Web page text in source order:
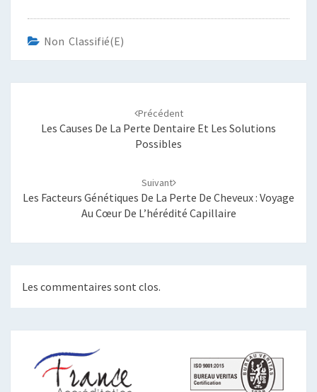
Non Classifié(e)
Précédent
Les Causes De La Perte Dentaire Et Les Solutions
Possibles
Suivant
Les Facteurs Génétiques De La Perte De Cheveux : Voyage
Au Cœur De L’hérédité Capillaire
Les commentaires sont clos.